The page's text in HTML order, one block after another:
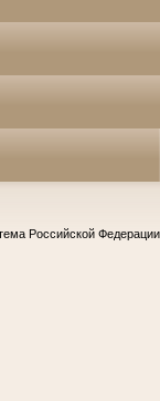
Российской